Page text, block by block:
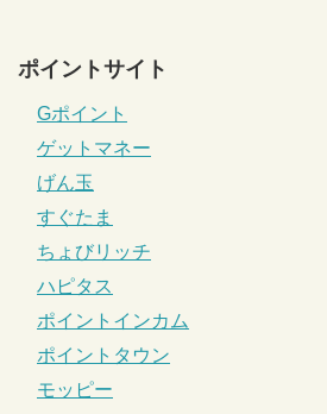
ポイントサイト
Gポイント
ゲットマネー
げん玉
すぐたま
ちょびリッチ
ハピタス
ポイントインカム
ポイントタウン
モッピー